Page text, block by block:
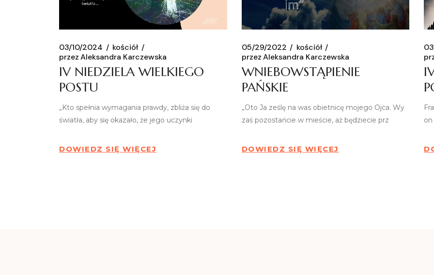
03/10/2024
kościół
przezAleksandra Karczewska
IV NIEDZIELA WIELKIEGO
POSTU
„Kto spełnia wymagania prawdy, zbliża się do
światła, aby się okazało, że jego uczynki
DOWIEDZ SIĘ WIĘCEJ
05/29/2022
kościół
przezAleksandra Karczewska
WNIEBOWSTĄPIENIE
PAŃSKIE
„Oto Ja ześlę na was obietnicę mojego Ojca. Wy
zaś pozostańcie w mieście, aż będziecie prz
DOWIEDZ SIĘ WIĘCEJ